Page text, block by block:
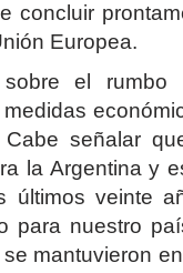
concluir
Europea.
el rumbo
señalar
la Argentina y
últimos veinte
para nuestro
mantuvieron